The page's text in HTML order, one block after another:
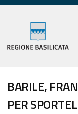
BARILE,
PER